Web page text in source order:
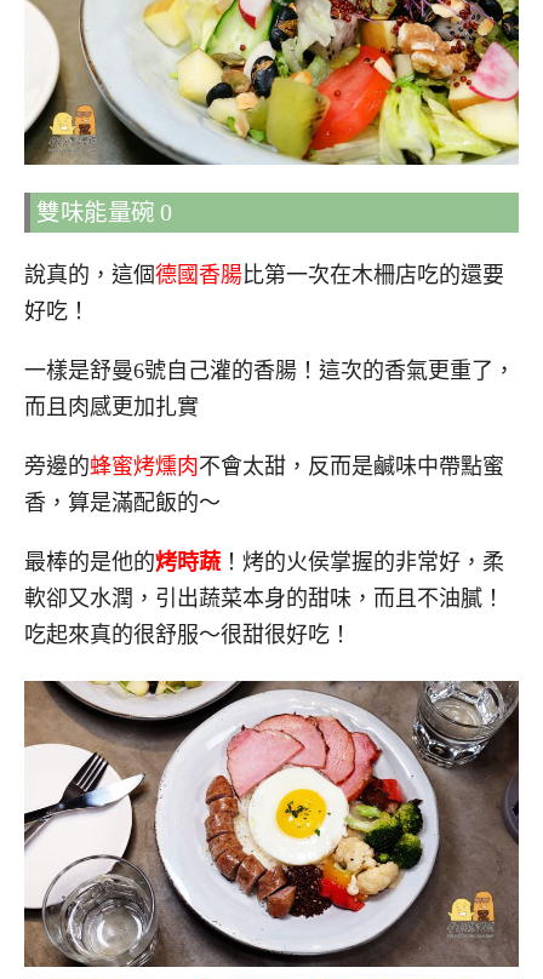
雙味能量碗 0
說真的，這個德國香腸比第一次在木柵店吃的還要
好吃！
一樣是舒曼6號自己灌的香腸！這次的香氣更重了，
而且肉感更加扎實
旁邊的蜂蜜烤燻肉不會太甜，反而是鹹味中帶點蜜
香，算是滿配飯的～
最棒的是他的烤時蔬 ！烤的火侯掌握的非常好，柔
軟卻又水潤，引出蔬菜本身的甜味，而且不油膩！
吃起來真的很舒服～很甜很好吃！